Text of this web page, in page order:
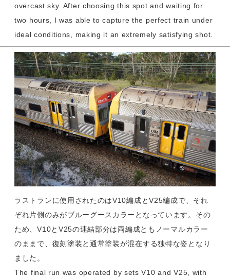
overcast sky. After choosing this spot and waiting for
two hours, I was able to capture the perfect train under
ideal conditions, making it an extremely satisfying shot.
ラストランに使用されたのはV10編成とV25編成で、それ
ぞれ片側のみがブルーグースカラーとなっています。その
ため、V10とV25の連結部分は両編成ともノーマルカラー
のままで、復刻塗装と通常塗装が混在する独特な姿となり
ました。
The final run was operated by sets V10 and V25, with